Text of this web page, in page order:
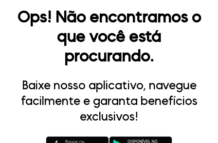
Ops! Não encontramos o
que você está
procurando.
Baixe nosso aplicativo, navegue
facilmente e garanta benefícios
exclusivos!